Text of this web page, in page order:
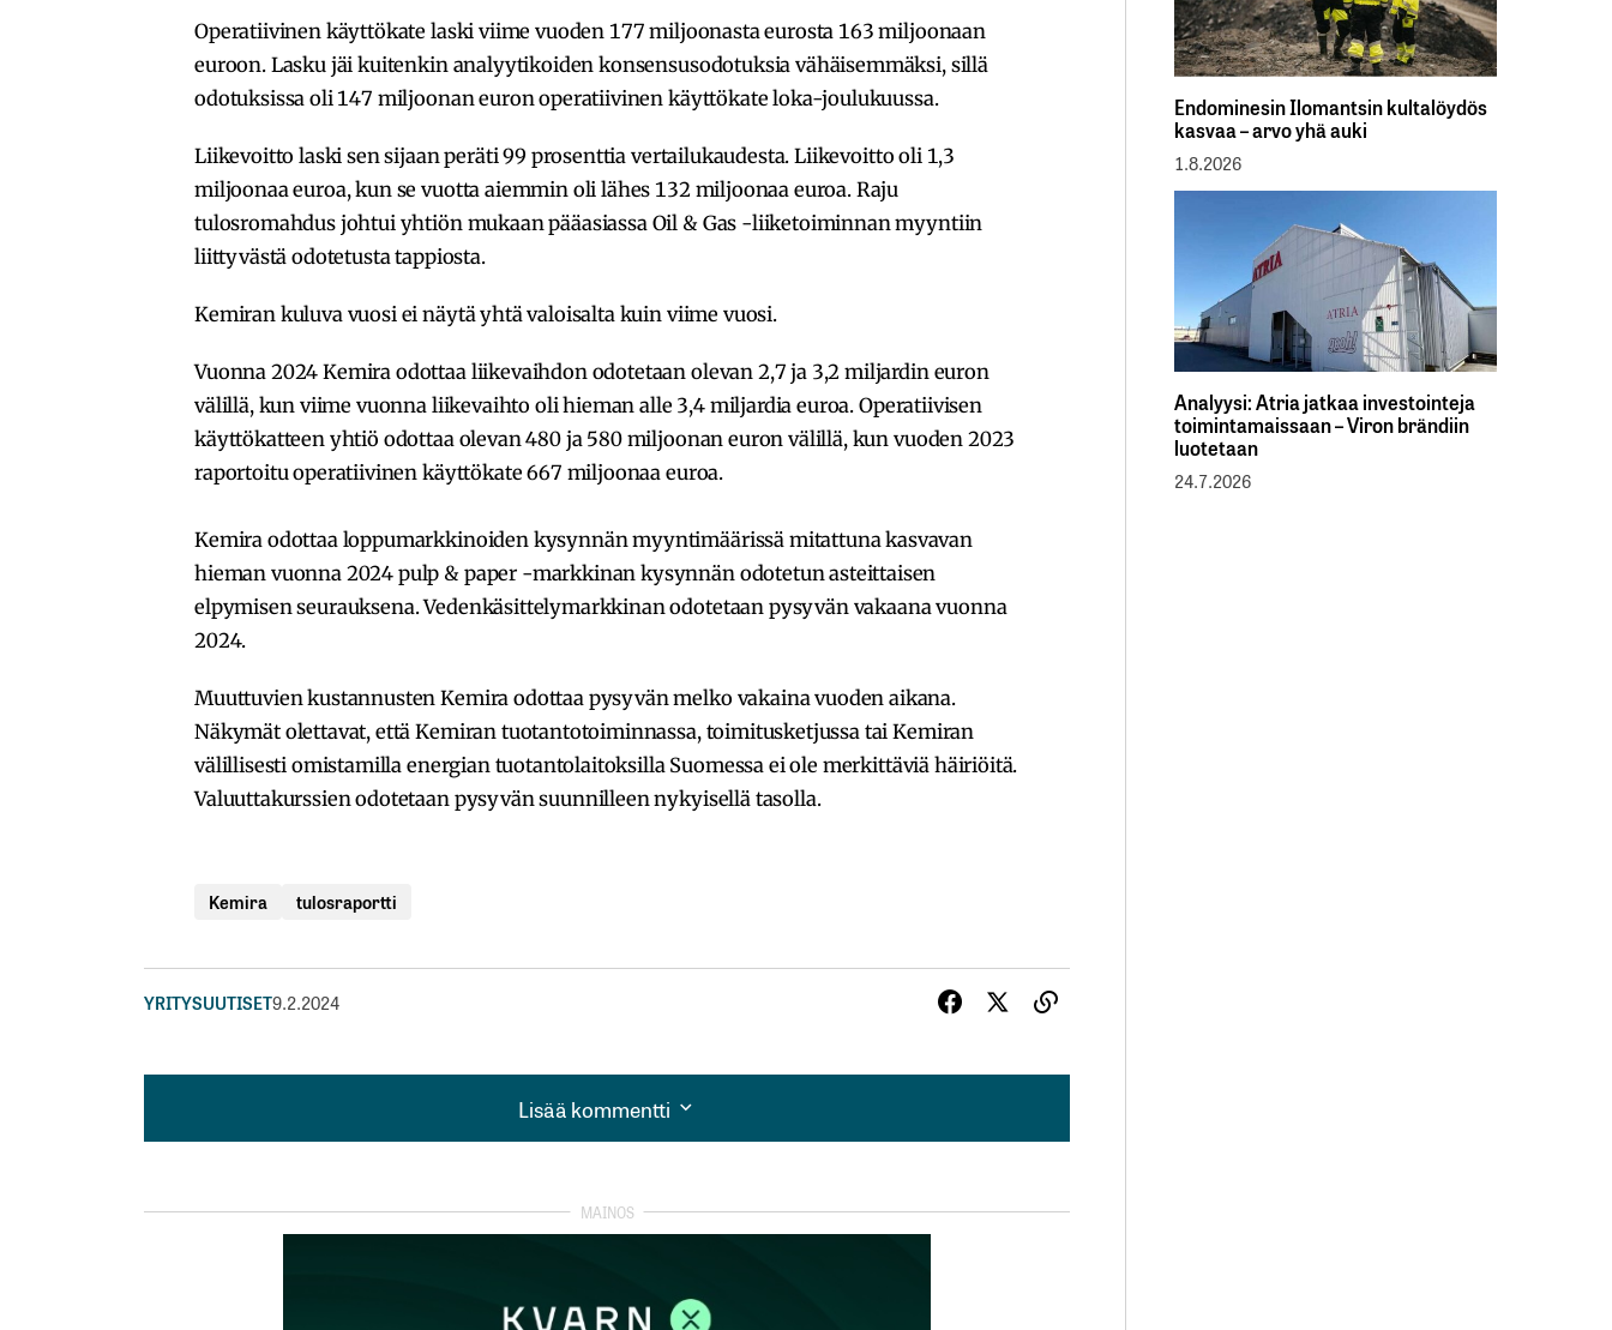
Operatiivinen käyttökate laski viime vuoden 177 miljoonasta eurosta 163 miljoonaan
euroon. Lasku jäi kuitenkin analyytikoiden konsensusodotuksia vähäisemmäksi, sillä
odotuksissa oli 147 miljoonan euron operatiivinen käyttökate loka-joulukuussa.
Liikevoitto laski sen sijaan peräti 99 prosenttia vertailukaudesta. Liikevoitto oli 1,3
miljoonaa euroa, kun se vuotta aiemmin oli lähes 132 miljoonaa euroa. Raju
tulosromahdus johtui yhtiön mukaan pääasiassa Oil & Gas -liiketoiminnan myyntiin
liittyvästä odotetusta tappiosta.
Kemiran kuluva vuosi ei näytä yhtä valoisalta kuin viime vuosi.
Vuonna 2024 Kemira odottaa liikevaihdon odotetaan olevan 2,7 ja 3,2 miljardin euron
välillä, kun viime vuonna liikevaihto oli hieman alle 3,4 miljardia euroa. Operatiivisen
käyttökatteen yhtiö odottaa olevan 480 ja 580 miljoonan euron välillä, kun vuoden 2023
raportoitu operatiivinen käyttökate 667 miljoonaa euroa.
Kemira odottaa loppumarkkinoiden kysynnän myyntimäärissä mitattuna kasvavan
hieman vuonna 2024 pulp & paper -markkinan kysynnän odotetun asteittaisen
elpymisen seurauksena. Vedenkäsittelymarkkinan odotetaan pysyvän vakaana vuonna
2024.
Muuttuvien kustannusten Kemira odottaa pysyvän melko vakaina vuoden aikana.
Näkymät olettavat, että Kemiran tuotantotoiminnassa, toimitusketjussa tai Kemiran
välillisesti omistamilla energian tuotantolaitoksilla Suomessa ei ole merkittäviä häiriöitä.
Valuuttakurssien odotetaan pysyvän suunnilleen nykyisellä tasolla.
Kemira tulosraportti
YRITYSUUTISET9.2.2024
Lisää kommentti
Lisää kommentti
Endominesin Ilomantsin kultalöydös
kasvaa – arvo yhä auki
1.8.2026
Analyysi: Atria jatkaa investointeja
toimintamaissaan – Viron brändiin
luotetaan
24.7.2026